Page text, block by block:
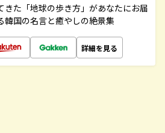
きた「地球の歩き方」があなたにお届
韓国の名言と癒やしの絶景集
詳細を見る